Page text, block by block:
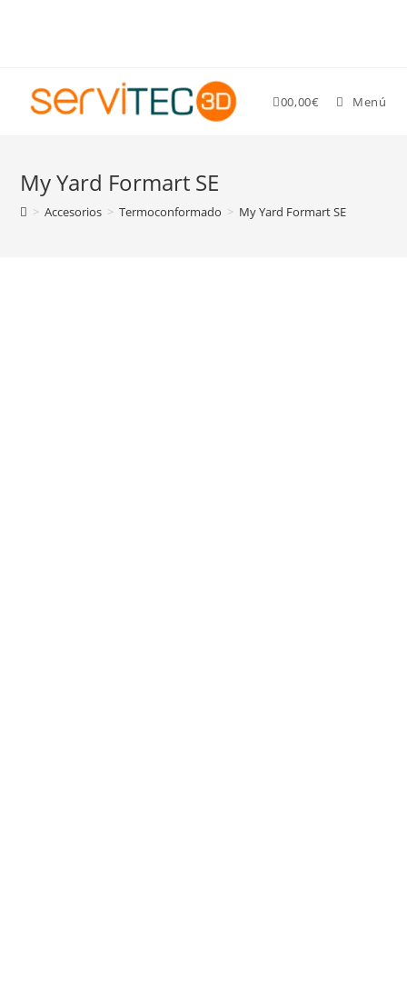
00,00€ Menú
My Yard Formart SE
> Accesorios > Termoconformado > My Yard Formart SE